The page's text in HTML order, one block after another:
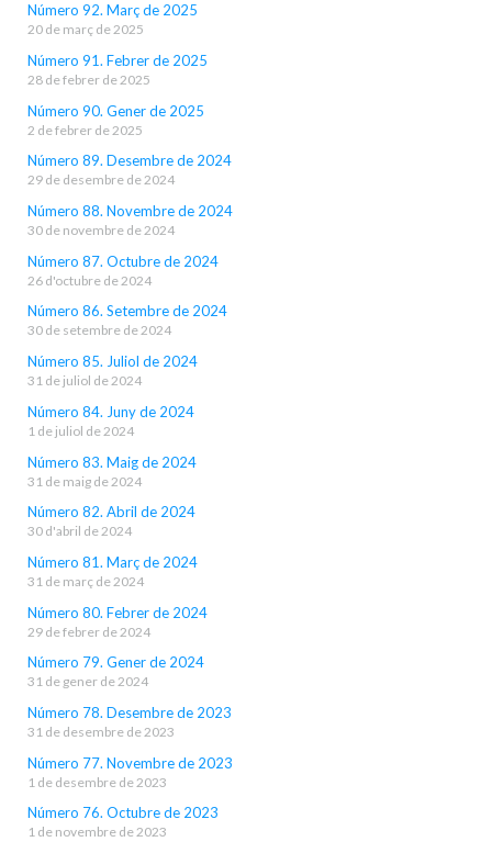
Número 92. Març de 2025
20 de març de 2025
Número 91. Febrer de 2025
28 de febrer de 2025
Número 90. Gener de 2025
2 de febrer de 2025
Número 89. Desembre de 2024
29 de desembre de 2024
Número 88. Novembre de 2024
30 de novembre de 2024
Número 87. Octubre de 2024
26 d'octubre de 2024
Número 86. Setembre de 2024
30 de setembre de 2024
Número 85. Juliol de 2024
31 de juliol de 2024
Número 84. Juny de 2024
1 de juliol de 2024
Número 83. Maig de 2024
31 de maig de 2024
Número 82. Abril de 2024
30 d'abril de 2024
Número 81. Març de 2024
31 de març de 2024
Número 80. Febrer de 2024
29 de febrer de 2024
Número 79. Gener de 2024
31 de gener de 2024
Número 78. Desembre de 2023
31 de desembre de 2023
Número 77. Novembre de 2023
1 de desembre de 2023
Número 76. Octubre de 2023
1 de novembre de 2023